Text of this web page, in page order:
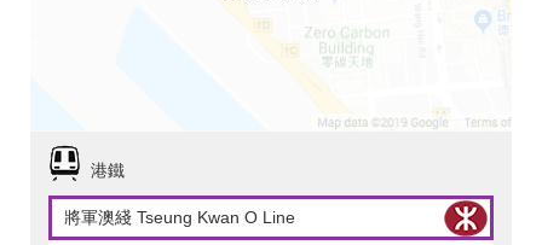
港鐵
將軍澳綫 Tseung Kwan O Line